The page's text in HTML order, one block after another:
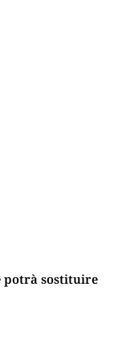
potrà sostituire